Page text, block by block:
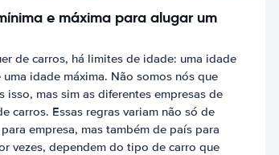
e máxima para alugar um
de carros, há limites de idade: uma idade
uma idade máxima. Não somos nós que
isso, mas sim as diferentes empresas de
carros. Essas regras variam não só de
empresa, mas também de país para
vezes, dependem do tipo de carro que